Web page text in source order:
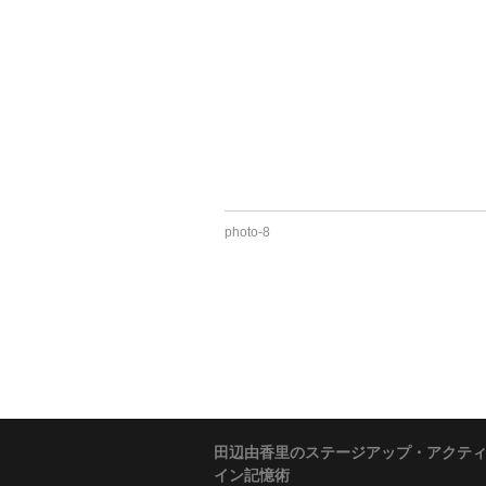
photo-8
田辺由香里のステージアップ・アクテ
イン記憶術